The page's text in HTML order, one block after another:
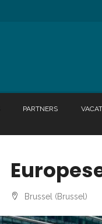
PARTNERS
Brussel (Brussel)